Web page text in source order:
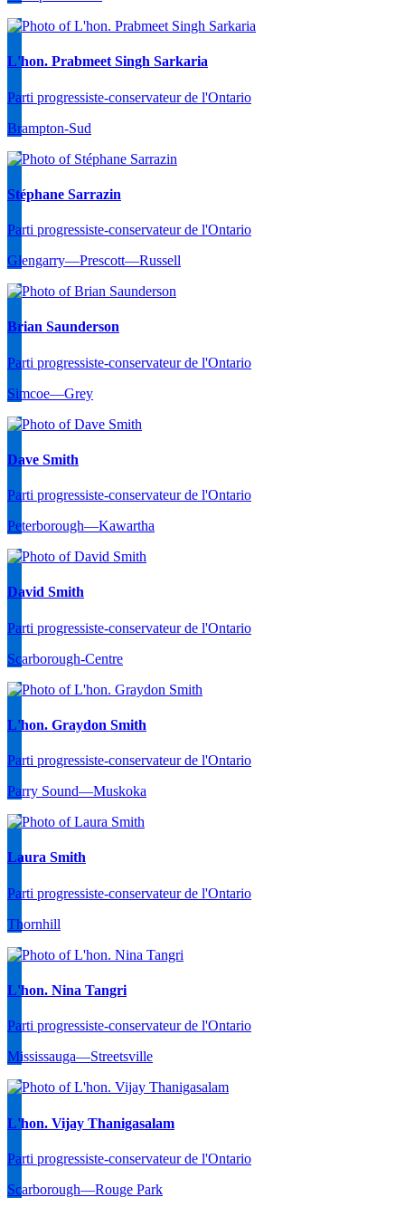
L'hon. Prabmeet Singh Sarkaria
Parti progressiste-conservateur de l'Ontario
Brampton-Sud
Stéphane Sarrazin
Parti progressiste-conservateur de l'Ontario
Glengarry—Prescott—Russell
Brian Saunderson
Parti progressiste-conservateur de l'Ontario
Simcoe—Grey
Dave Smith
Parti progressiste-conservateur de l'Ontario
Peterborough—Kawartha
David Smith
Parti progressiste-conservateur de l'Ontario
Scarborough-Centre
L'hon. Graydon Smith
Parti progressiste-conservateur de l'Ontario
Parry Sound—Muskoka
Laura Smith
Parti progressiste-conservateur de l'Ontario
Thornhill
L'hon. Nina Tangri
Parti progressiste-conservateur de l'Ontario
Mississauga—Streetsville
L'hon. Vijay Thanigasalam
Parti progressiste-conservateur de l'Ontario
Scarborough—Rouge Park